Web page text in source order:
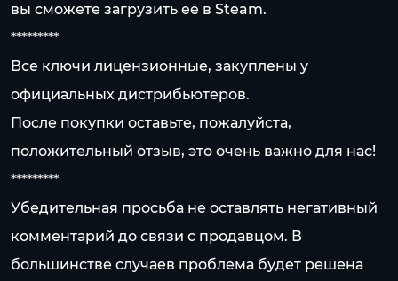
вы сможете загрузить её в Steam.
*********
Все ключи лицензионные, закуплены у
официальных дистрибьютеров.
После покупки оставьте, пожалуйста,
положительный отзыв, это очень важно для нас!
*********
Убедительная просьба не оставлять негативный
комментарий до связи с продавцом. В
большинстве случаев проблема будет решена